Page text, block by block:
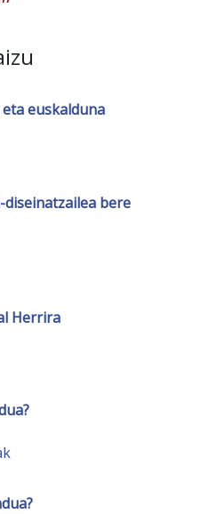
euskalduna
bere
Herrira